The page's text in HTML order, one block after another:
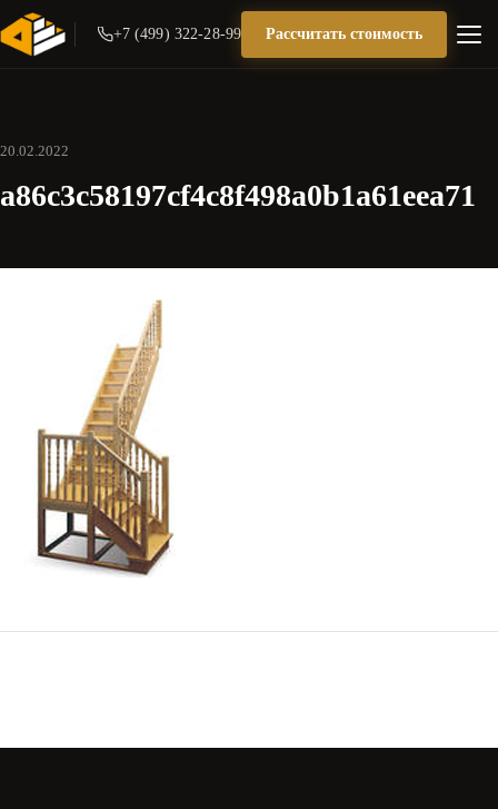
+7 (499) 322-28-99 Рассчитать стоимость
20.02.2022
a86c3c58197cf4c8f498a0b1a61eea71